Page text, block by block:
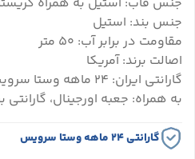
جنس بند: استیل
مقاومت در برابر آب: ۵۰ متر
اصالت برند: آمریکا
گارانتی ایران: ۲۴ ماهه وستا سرویس
به همراه: جعبه اورجینال، گارانتی
گارانتی ۲۴ ماهه وستا سرویس